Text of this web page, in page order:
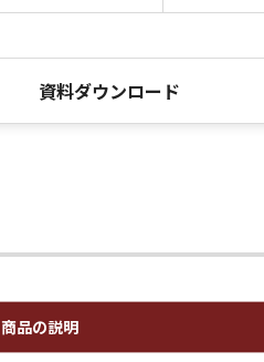
資料ダウンロード
商品の説明